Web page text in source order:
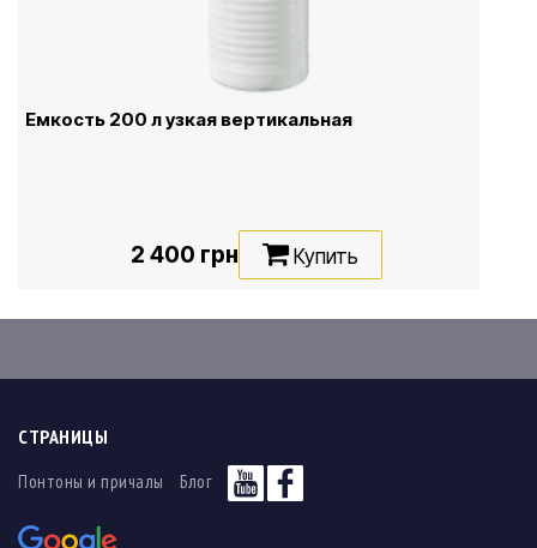
Емкость 200 л узкая вертикальная
2 400 грн Купить
СТРАНИЦЫ
Понтоны и причалы Блог